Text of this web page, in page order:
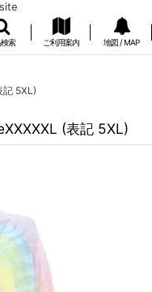
索 ご利用案内 地図 / MAP
5XL)
(表記 5XL)